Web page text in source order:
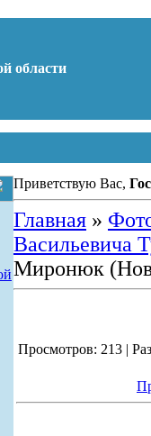
области
Приветствую Вас,
Главная»
Васильевича
Миронюк
Просмотров: 213 |